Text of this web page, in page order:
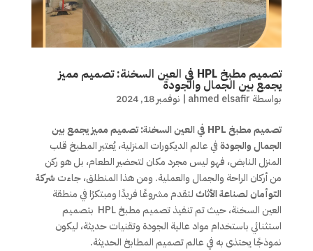
تصميم مطبخ HPL في العين السخنة: تصميم مميز
يجمع بين الجمال والجودة
بواسطة ahmed elsafir
| نوفمبر 18, 2024
تصميم مطبخ HPL في العين السخنة: تصميم مميز يجمع بين
الجمال والجودةفي عالم الديكورات المنزلية، يُعتبر المطبخ قلب
المنزل النابض، فهو ليس مجرد مكان لتحضير الطعام، بل هو ركن
من أركان الراحة والجمال والعملية. ومن هذا المنطلق، جاءت شركة
التوأمان لصناعة الأثاثلتقدم مشروعًا فريدًا ومبتكرًا في منطقة
العين السخنة، حيث تم تنفيذ تصميم مطبخ HPL بتصميم
استثنائي باستخدام مواد عالية الجودة وتقنيات حديثة، ليكون
نموذجًا يحتذى به في عالم تصميم المطابخ الحديثة.